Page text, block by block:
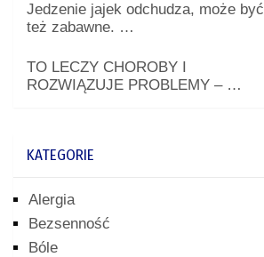
Jedzenie jajek odchudza, może być
też zabawne. …
TO LECZY CHOROBY I
ROZWIĄZUJE PROBLEMY – …
KATEGORIE
Alergia
Bezsenność
Bóle